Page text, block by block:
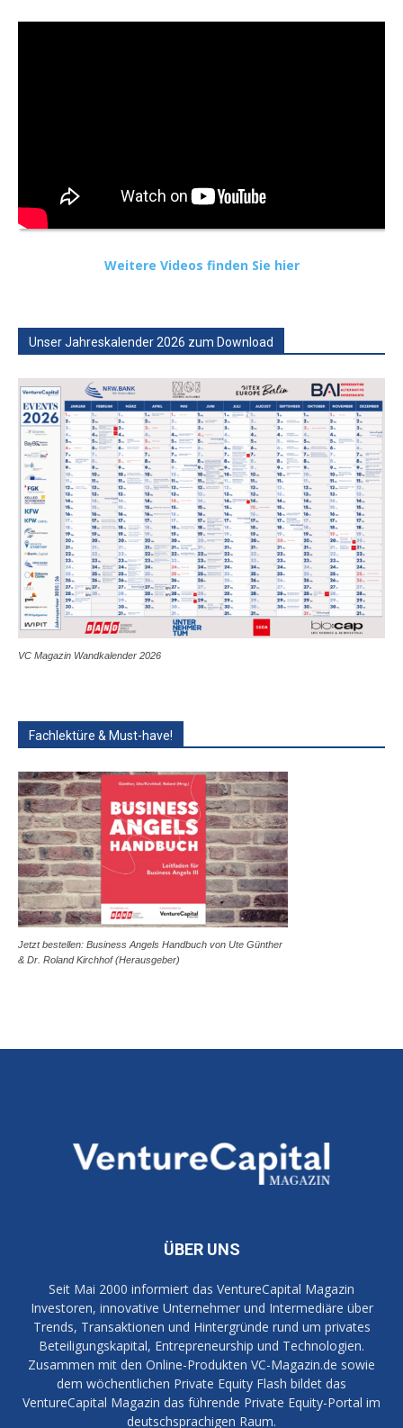
Weitere Videos finden Sie hier
Unser Jahreskalender 2026 zum Download
VC Magazin Wandkalender 2026
Fachlektüre & Must-have!
Jetzt bestellen: Business Angels Handbuch von Ute Günther
& Dr. Roland Kirchhof (Herausgeber)
ÜBER UNS
Seit Mai 2000 informiert das VentureCapital Magazin
Investoren, innovative Unternehmer und Intermediäre über
Trends, Transaktionen und Hintergründe rund um privates
Beteiligungskapital, Entrepreneurship und Technologien.
Zusammen mit den Online-Produkten VC-Magazin.de sowie
dem wöchentlichen Private Equity Flash bildet das
VentureCapital Magazin das führende Private Equity-Portal im
deutschsprachigen Raum.